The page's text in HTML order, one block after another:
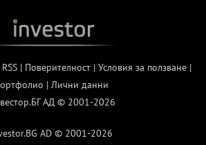
RSS| Поверителност| Условия за ползване|
| Лични данни
АД © 2001-2026
AD © 2001-2026